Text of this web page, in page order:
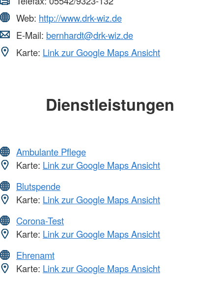
Web: http://www.drk-wiz.de
E-Mail: bernhardt@drk-wiz.de
Karte: Link zur Google Maps Ansicht
Dienstleistungen
Ambulante Pflege
Karte: Link zur Google Maps Ansicht
Blutspende
Karte: Link zur Google Maps Ansicht
Corona-Test
Karte: Link zur Google Maps Ansicht
Ehrenamt
Karte: Link zur Google Maps Ansicht